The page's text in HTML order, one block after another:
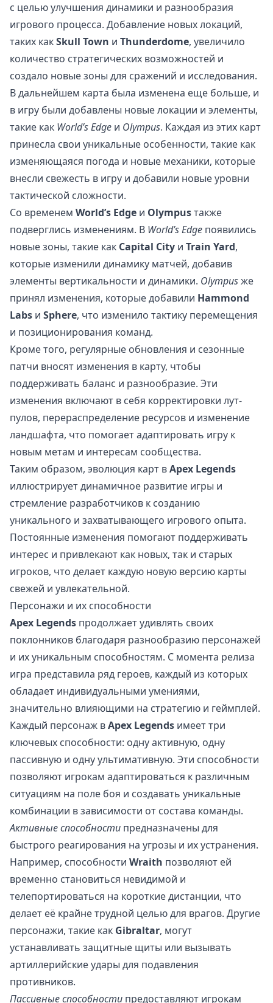
с целью улучшения динамики и разнообразия
игрового процесса. Добавление новых локаций,
таких какSkull Town и Thunderdome, увеличило
количество стратегических возможностей и
создало новые зоны для сражений и исследования.
В дальнейшем карта была изменена еще больше, и
в игру были добавлены новые локации и элементы,
такие как World’s Edge и Olympus. Каждая из этих карт
принесла свои уникальные особенности, такие как
изменяющаяся погода и новые механики, которые
внесли свежесть в игру и добавили новые уровни
тактической сложности.
Со временем World’s Edge и Olympusтакже
подверглись изменениям. В World’s Edge появились
новые зоны, такие как Capital City и Train Yard,
которые изменили динамику матчей, добавив
элементы вертикальности и динамики. Olympusже
принял изменения, которые добавили Hammond
Labs и Sphere, что изменило тактику перемещения
и позиционирования команд.
Кроме того, регулярные обновления и сезонные
патчи вносят изменения в карту, чтобы
поддерживать баланс и разнообразие. Эти
изменения включают в себя корректировки лут-
пулов, перераспределение ресурсов и изменение
ландшафта, что помогает адаптировать игру к
новым метам и интересам сообщества.
Таким образом, эволюция карт вApex Legends
иллюстрирует динамичное развитие игры и
стремление разработчиков к созданию
уникального и захватывающего игрового опыта.
Постоянные изменения помогают поддерживать
интерес и привлекают как новых, так и старых
игроков, что делает каждую новую версию карты
свежей и увлекательной.
Персонажи и их способности
Apex Legends продолжает удивлять своих
поклонников благодаря разнообразию персонажей
и их уникальным способностям. С момента релиза
игра представила ряд героев, каждый из которых
обладает индивидуальными умениями,
значительно влияющими на стратегию и геймплей.
Каждый персонаж вApex Legends имеет три
ключевых способности: одну активную, одну
пассивную и одну ультимативную. Эти способности
позволяют игрокам адаптироваться к различным
ситуациям на поле боя и создавать уникальные
комбинации в зависимости от состава команды.
Активные способности предназначены для
быстрого реагирования на угрозы и их устранения.
Например, способности Wraith позволяют ей
временно становиться невидимой и
телепортироваться на короткие дистанции, что
делает её крайне трудной целью для врагов. Другие
персонажи, такие как Gibraltar, могут
устанавливать защитные щиты или вызывать
артиллерийские удары для подавления
противников.
Пассивные способности предоставляют игрокам